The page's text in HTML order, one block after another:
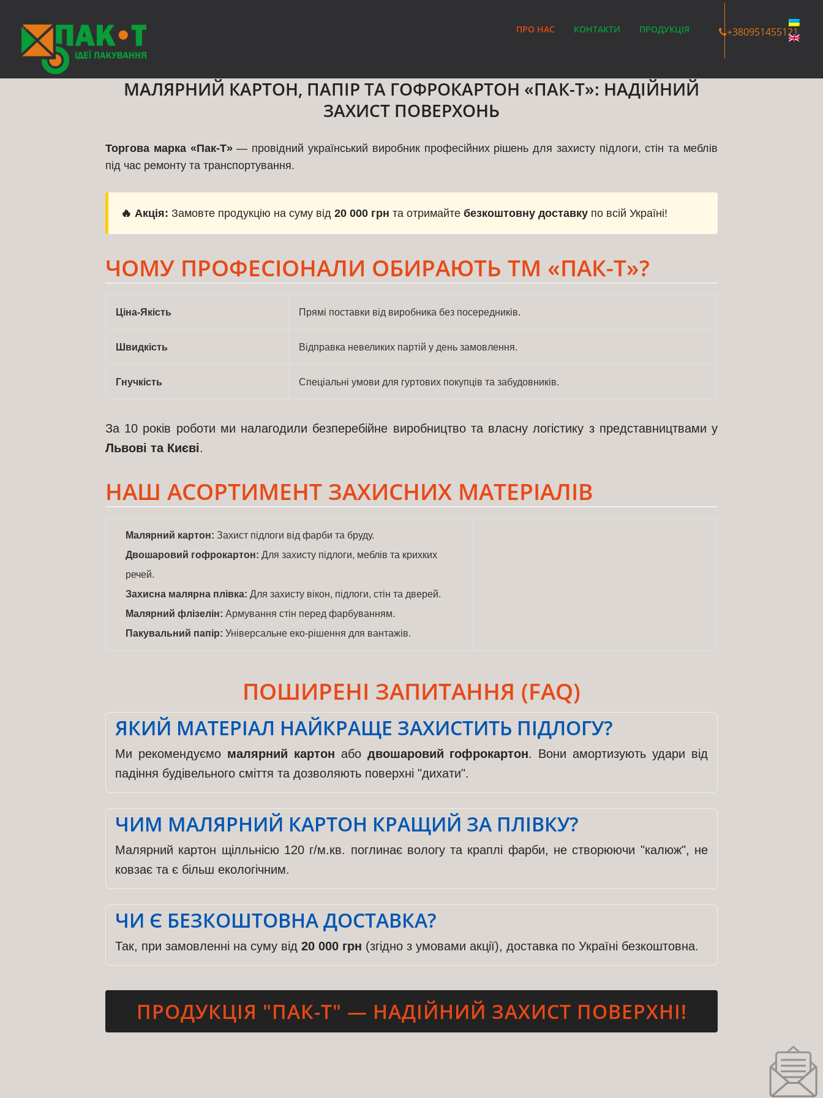
◊ ПРО НАС КОНТАКТИ ПРОДУКЦІЯ +380951455121
МАЛЯРНИЙ КАРТОН, ПАПІР ТА ГОФРОКАРТОН «ПАК-Т»: НАДІЙНИЙ
ЗАХИСТ ПОВЕРХОНЬ
Торгова марка «Пак-Т»— провідний український виробник професійних рішень для захисту підлоги, стін та меблів
під час ремонту та транспортування.
🔥 Акція: Замовте продукцію на суму від 20 000 грн та отримайте безкоштовну доставку по всій Україні!
ЧОМУ ПРОФЕСІОНАЛИ ОБИРАЮТЬ ТМ «ПАК-Т»?
Ціна-Якість Прямі поставки від виробника без посередників.
Швидкість Відправка невеликих партій у день замовлення.
Гнучкість Спеціальні умови для гуртових покупців та забудовників.
За 10 років роботи ми налагодили безперебійне виробництво та власну логістику з представництвами у
Львові та Києві.
НАШ АСОРТИМЕНТ ЗАХИСНИХ МАТЕРІАЛІВ
Малярний картон: Захист підлоги від фарби та бруду.
Двошаровий гофрокартон: Для захисту підлоги, меблів та крихких
речей.
Захисна малярна плівка: Для захисту вікон, підлоги, стін та дверей.
Малярний флізелін: Армування стін перед фарбуванням.
Пакувальний папір: Універсальне еко-рішення для вантажів.
ПОШИРЕНІ ЗАПИТАННЯ (FAQ)
ЯКИЙ МАТЕРІАЛ НАЙКРАЩЕ ЗАХИСТИТЬ ПІДЛОГУ?
Ми рекомендуємо малярний картон або двошаровий гофрокартон. Вони амортизують удари від
падіння будівельного сміття та дозволяють поверхні "дихати".
ЧИМ МАЛЯРНИЙ КАРТОН КРАЩИЙ ЗА ПЛІВКУ?
Малярний картон щілльнісю 120 г/м.кв. поглинає вологу та краплі фарби, не створюючи "калюж", не
ковзає та є більш екологічним.
ЧИ Є БЕЗКОШТОВНА ДОСТАВКА?
Так, при замовленні на суму від 20 000 грн (згідно з умовами акції), доставка по Україні безкоштовна.
ПРОДУКЦІЯ "ПАК-Т" — НАДІЙНИЙ ЗАХИСТ ПОВЕРХНІ!